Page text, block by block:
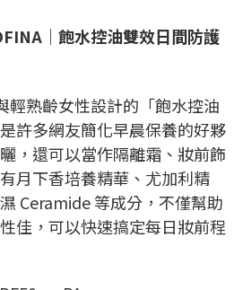
｜飽水控油雙效日間防護
輕熟齡女性設計的「飽水控油
許多網友簡化早晨保養的好夥
，還可以當作隔離霜、妝前飾
月下香培養精華、尤加利精
Ceramide 等成分，不僅幫助
佳，可以快速搞定每日妝前程